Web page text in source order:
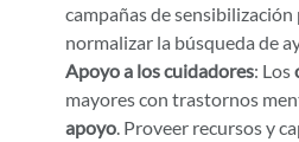
campañas de sensibilización
normalizar la búsqueda de
Apoyo a los cuidadores: Los
mayores con trastornos
apoyo. Proveer recursos y